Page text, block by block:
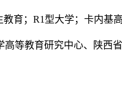
教育；R1 型大学；卡内基
高等教育研究中心、陕西